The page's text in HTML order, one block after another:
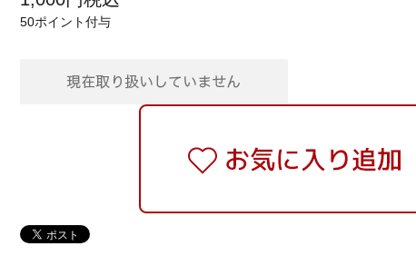
50ポイント付与